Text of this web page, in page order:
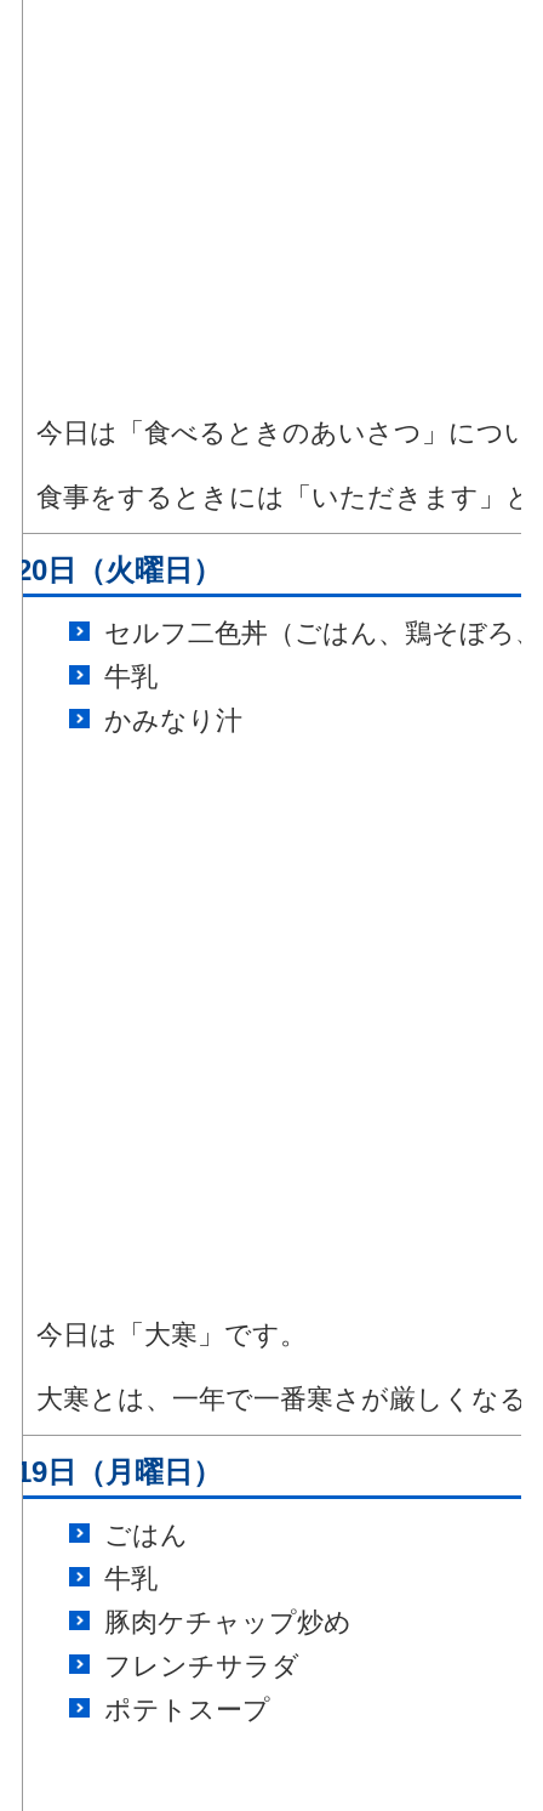
今日は「食べるときのあいさつ」につい
食事をするときには「いただきます」
20日（火曜日）
セルフ二色丼（ごはん、鶏そぼろ
牛乳
かみなり汁
今日は「大寒」です。
大寒とは、一年で一番寒さが厳しくな
19日（月曜日）
ごはん
牛乳
豚肉ケチャップ炒め
フレンチサラダ
ポテトスープ